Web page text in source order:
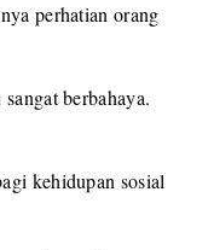
perhatian orang
berbahaya.
kehidupan sosial